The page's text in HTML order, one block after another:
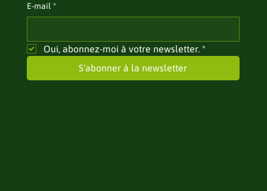
E‑mail *
Oui, abonnez-moi à votre newsletter. *
S'abonner à la newsletter